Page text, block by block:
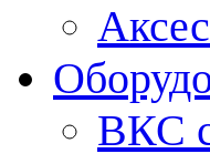
ВКС